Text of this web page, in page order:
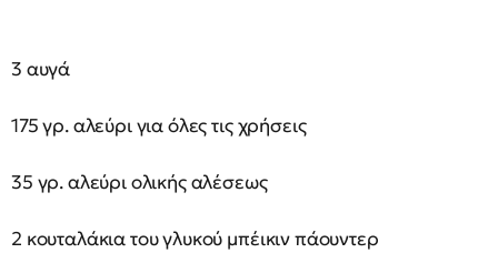
3 αυγά
175 γρ. αλεύρι για όλες τις χρήσεις
35 γρ. αλεύρι ολικής αλέσεως
2 κουταλάκια του γλυκού μπέικιν πάουντερ